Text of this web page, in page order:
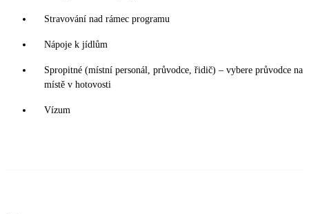
Stravování nad rámec programu
Nápoje k jídlům
Spropitné (místní personál, průvodce, řidič) – vybere průvodce na
místě v hotovosti
Vízum